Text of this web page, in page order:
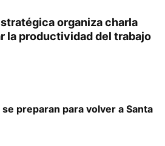
organiza charla
la productividad del trabajo
preparan para volver a Santa